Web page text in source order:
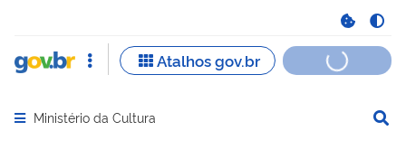
Abrir menu principal de navegação
Ministério da Cultura